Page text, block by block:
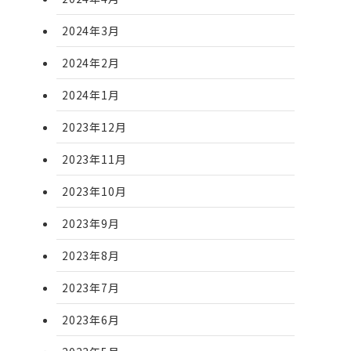
2024年3月
2024年2月
2024年1月
2023年12月
2023年11月
2023年10月
2023年9月
2023年8月
2023年7月
2023年6月